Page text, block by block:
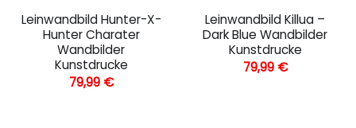
Leinwandbild Hunter-X-
Hunter Charater
Wandbilder
Kunstdrucke
79,99 €
Leinwandbild Killua –
Dark Blue Wandbilder
Kunstdrucke
79,99 €